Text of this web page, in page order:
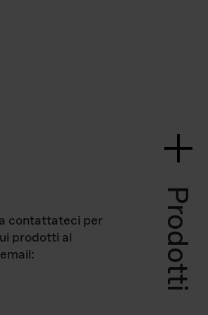
Prodotti
contattateci per
prodotti al